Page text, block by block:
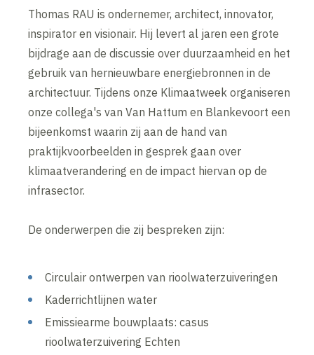
Thomas RAU is ondernemer, architect, innovator,
inspirator en visionair. Hij levert al jaren een grote
bijdrage aan de discussie over duurzaamheid en het
gebruik van hernieuwbare energiebronnen in de
architectuur. Tijdens onze Klimaatweek organiseren
onze collega's van Van Hattum en Blankevoort een
bijeenkomst waarin zij aan de hand van
praktijkvoorbeelden in gesprek gaan over
klimaatverandering en de impact hiervan op de
infrasector.
De onderwerpen die zij bespreken zijn:
Circulair ontwerpen van rioolwaterzuiveringen
Kaderrichtlijnen water
Emissiearme bouwplaats: casus
rioolwaterzuivering Echten